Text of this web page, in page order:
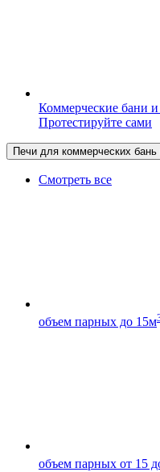
Коммерческие бани
Протестируйте сами
Печи для коммерческих бань
Смотреть все
объем парных до 15м
объем парных от 15